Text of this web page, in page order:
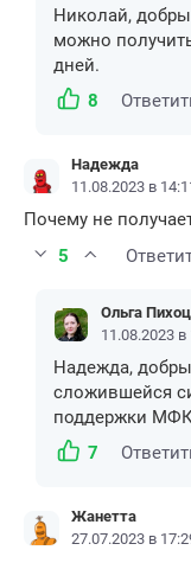
Николай,
можно
дней.
8
Надежда
11.08.2023 в
Почему не
5
Ольга
11.08.2023 в
Надежда,
сложившейся
поддержки
7
Жанетта
27.07.2023 в